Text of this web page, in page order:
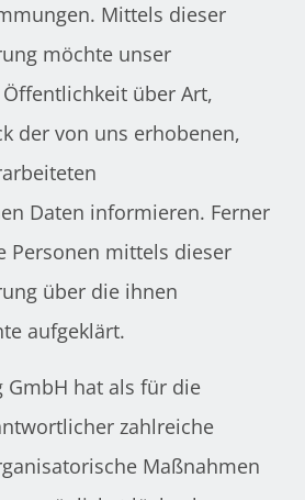
Mittels dieser
möchte unser
über Art,
der von uns erhobenen,
Daten informieren. Ferner
Personen mittels dieser
über die ihnen
aufgeklärt.
GmbH hat als für die
zahlreiche
Maßnahmen